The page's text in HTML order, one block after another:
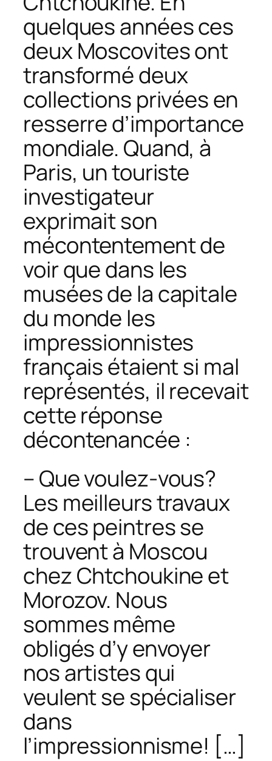
quelques années ces
deux Moscovites ont
transformé deux
collections privées en
resserre d’importance
mondiale. Quand, à
Paris, un touriste
investigateur
exprimait son
mécontentement de
voir que dans les
musées de la capitale
du monde les
impressionnistes
français étaient si mal
représentés, il recevait
cette réponse
décontenancée :
– Que voulez-vous?
Les meilleurs travaux
de ces peintres se
trouvent à Moscou
chez Chtchoukine et
Morozov. Nous
sommes même
obligés d’y envoyer
nos artistes qui
veulent se spécialiser
dans
l’impressionnisme! […]